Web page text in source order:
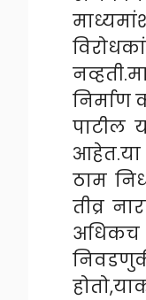
निर्माण
पाटील
आहेत.या
ठाम
तीव्र
अधिकच